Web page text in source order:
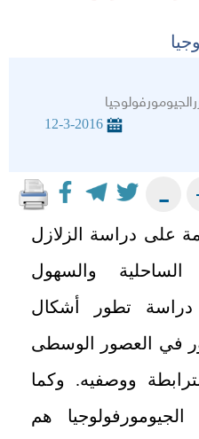
12-3-2016
-
على دراسة الزلازل
الساحلية والسهول
دراسة تطور أشكال
في العصور الوسطى
ووصفيه. وكما
هم